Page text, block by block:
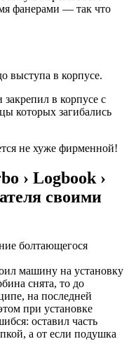
фанерами — так что
выступа в корпусе.
в корпусе с
которых загибались
не хуже фирменной!
› Logbook ›
своими
болтающегося
машину на установку
снята, то до
на последней
при установке
оставил часть
а от если подушка